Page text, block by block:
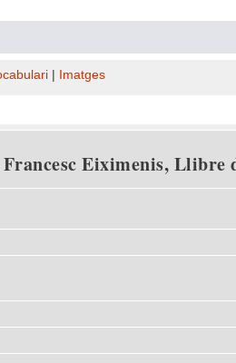
Imatges
Eiximenis,